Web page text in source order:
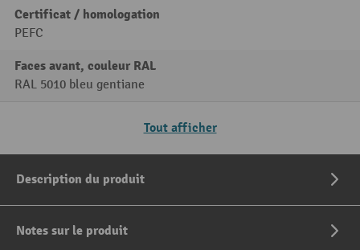
Certificat / homologation
PEFC
Faces avant, couleur RAL
RAL 5010 bleu gentiane
Tout afficher
Description du produit
Notes sur le produit